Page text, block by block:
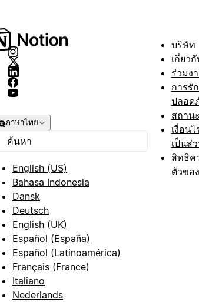
ภาษาไทย
English (US)
Bahasa Indonesia
Dansk
Deutsch
English (UK)
Español (España)
Español (Latinoamérica)
Français (France)
Italiano
Nederlands
บริษัท
เกี่ยวกั
ร่วมง
การรั
ปลอด
สถานะ
เงื่อน
เป็นส่
สิทธิค
ตัวขอ